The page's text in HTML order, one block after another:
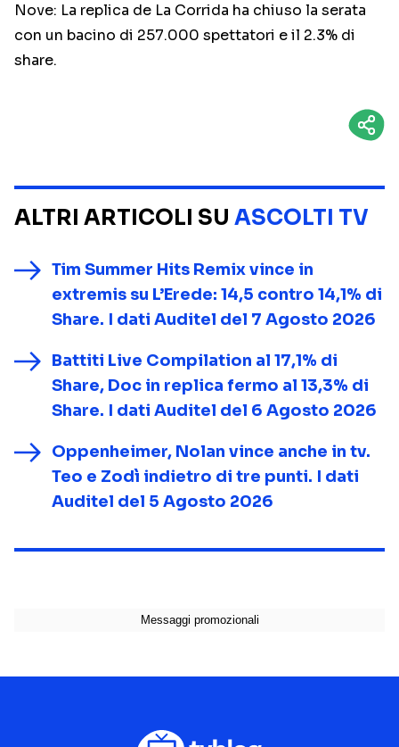
Nove: La replica de La Corrida ha chiuso la serata
con un bacino di 257.000 spettatori e il 2.3% di
share.
ALTRI ARTICOLI SU ASCOLTI TV
Tim Summer Hits Remix vince in
extremis su L’Erede: 14,5 contro 14,1% di
Share. I dati Auditel del 7 Agosto 2026
Battiti Live Compilation al 17,1% di
Share, Doc in replica fermo al 13,3% di
Share. I dati Auditel del 6 Agosto 2026
Oppenheimer, Nolan vince anche in tv.
Teo e Zodì indietro di tre punti. I dati
Auditel del 5 Agosto 2026